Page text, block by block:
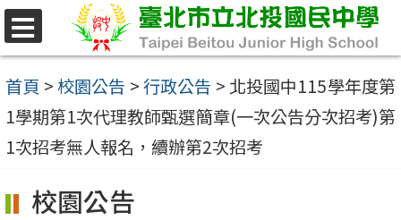
跳
至
主
要
內
區
首頁 >校園公告 >行政公告 > 北投國中115學年度第
1學期第1次代理教師甄選簡章(一次公告分次招考)第
1次招考無人報名，續辦第2次招考
校園公告
選
單